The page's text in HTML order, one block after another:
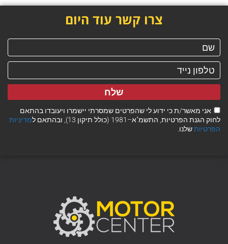
צרו קשר עוד היום
אני מאשר/ת כי ידוע לי שהפרטים שמסרתי יישמרו ויעובדו בהתאם
לחוק הגנת הפרטיות, התשמ"א–1981 (כולל תיקון 13), ובהתאם ל
מדיניות
הפרטיותשלנו.
שלח